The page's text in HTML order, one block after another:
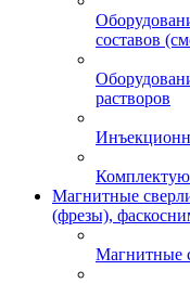
составов
растворов
Магнитные
(фрезы),
Магнитные